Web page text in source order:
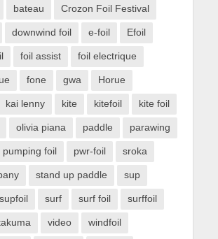
bateau Crozon Foil Festival
downwind foil e-foil Efoil
foil assist foil electrique
fone gwa Horue
kai lenny kite kitefoil kite foil
olivia piana paddle parawing
pumping foil pwr-foil sroka
stand up paddle sup
supfoil surf surf foil surffoil
video windfoil